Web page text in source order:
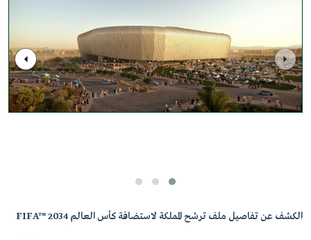
الكشف عن تفاصيل ملف ترشح المملكة لاستضافة كأس العالم FIFA™ 2034